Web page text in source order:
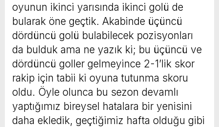
oyunun ikinci yarısında ikinci golü de
bularak öne geçtik. Akabinde üçüncü
dördüncü golü bulabilecek pozisyonları
da bulduk ama ne yazık ki; bu üçüncü ve
dördüncü goller gelmeyince 2-1’lik skor
rakip için tabii ki oyuna tutunma skoru
oldu. Öyle olunca bu sezon devamlı
yaptığımız bireysel hatalara bir yenisini
daha ekledik, geçtiğimiz hafta olduğu gibi